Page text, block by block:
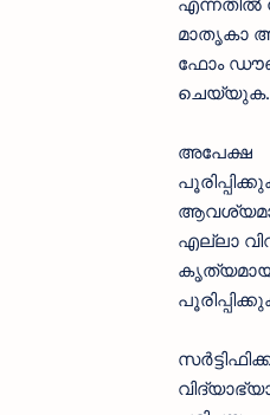
മാതൃകാ
ഫോം
ചെയ്യുക.
അപേക്ഷ
എല്ലാ